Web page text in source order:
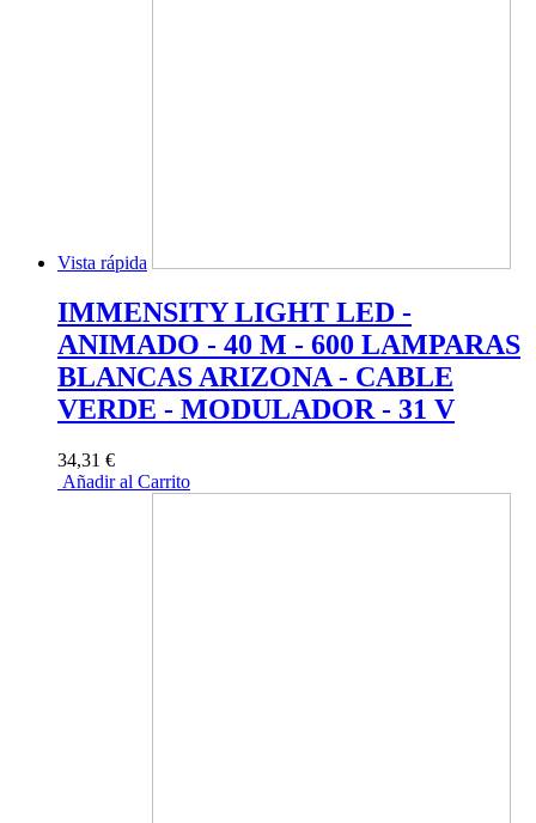
Vista rápida
IMMENSITY LIGHT LED -
ANIMADO - 40 M - 600 LAMPARAS
BLANCAS ARIZONA - CABLE
VERDE - MODULADOR - 31 V
34,31 €
Añadir al Carrito